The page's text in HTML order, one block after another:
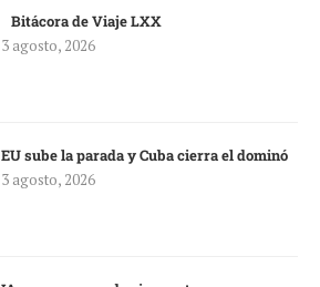
Bitácora de Viaje LXX
3 agosto, 2026
EU sube la parada y Cuba cierra el dominó
3 agosto, 2026